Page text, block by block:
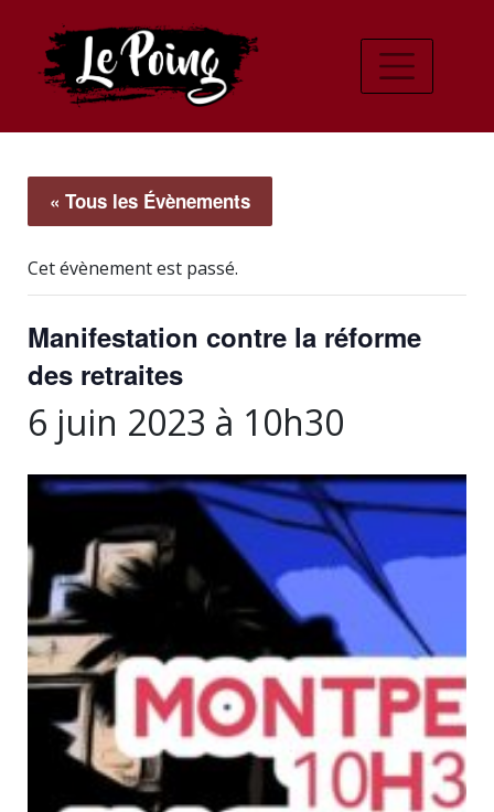
« Tous les Évènements
Cet évènement est passé.
Manifestation contre la réforme
des retraites
6 juin 2023 à 10h30